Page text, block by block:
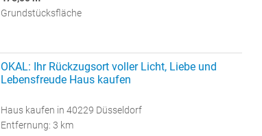
Grundstücksfläche
OKAL: Ihr Rückzugsort voller Licht, Liebe und
Lebensfreude Haus kaufen
Haus kaufen in 40229 Düsseldorf
Entfernung: 3 km